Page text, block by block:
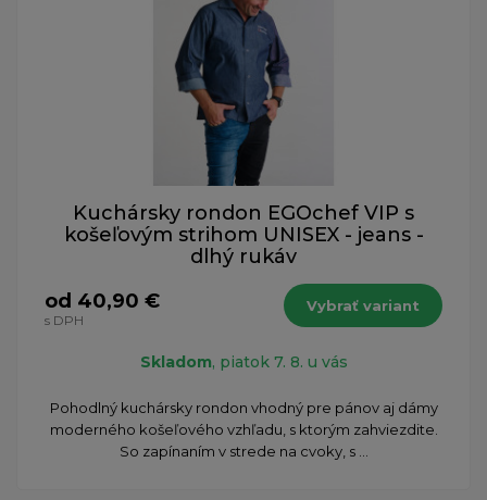
Kuchársky rondon EGOchef VIP s
košeľovým strihom UNISEX - jeans -
dlhý rukáv
od 40,90 €
s DPH
Vybrať variant
Skladom, piatok 7. 8. u vás
Pohodlný kuchársky rondon vhodný pre pánov aj dámy
moderného košeľového vzhľadu, s ktorým zahviezdite.
So zapínaním v strede na cvoky, s ...